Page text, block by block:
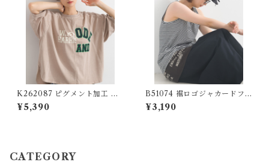
K262087 ピグメント加工 パ
ッチロゴ リメイク風7分袖プル
オーバー / Pigment-Dyed P
¥5,390
B51074 裾ロゴジャカードフ
ェイクレイヤードタンクトッ
プ
¥3,190
CATEGORY